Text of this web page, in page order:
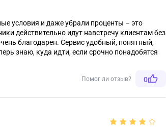
условия и даже убрали проценты – это
действительно идут навстречу клиентам без
благодарен. Сервис удобный, понятный,
знаю, куда идти, если срочно понадобятся
Помог ли отзыв? 0